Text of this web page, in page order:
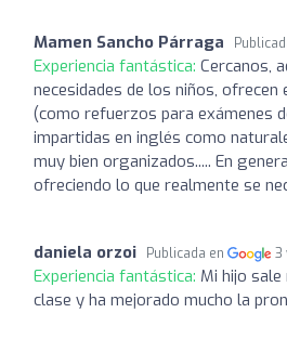
Mamen Sancho Párraga
Experiencia fantástica: Cercanos,
necesidades de los niños,
(como refuerzos para exámenes
impartidas en inglés como
muy bien organizados..... En
ofreciendo lo que realmente se
daniela orzoi Publicada en 3
Experiencia fantástica: Mi hijo
clase y ha mejorado mucho la